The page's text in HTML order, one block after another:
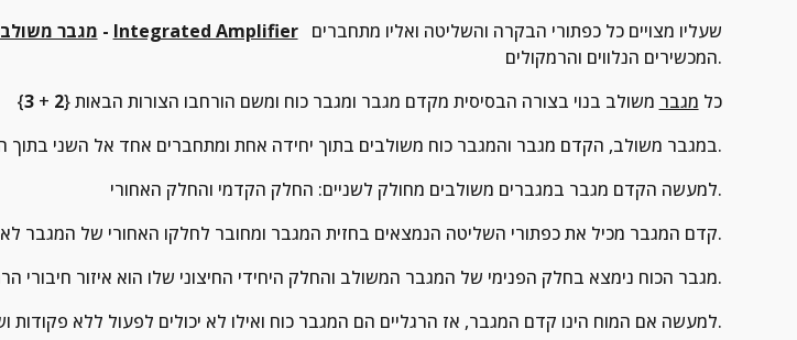
מגבר משולב אינטגריטד ובאנגלית - Integrated Amplifier
המכשירים הנלווים והרמקולים.
כל מגבר משולב בנוי בצורה הבסיסית מקדם מגבר ומגבר כוח ומשם הורחבו הצורות הבאות {2
+
3
}
במגבר משולב, הקדם מגבר והמגבר כוח משולבים בתוך יחידה אחת ומתחברים אחד אל השני בתוך המכשיר אבל מופרדים אחד מהשני.
למעשה הקדם מגבר במגברים משולבים מחולק לשניים: החלק הקדמי והחלק האחורי.
קדם המגבר מכיל את כפתורי השליטה הנמצאים בחזית המגבר ומחובר לחלקו האחורי של המגבר לאזור כניסת המכשירים החיצוניים.
מגבר הכוח נימצא בחלק הפנימי של המגבר המשולב והחלק היחידי החיצוני שלו הוא איזור חיבורי הרמקולים.
למעשה אם המוח הינו קדם המגבר, אז הרגליים הם המגבר כוח ואילו לא יכולים לפעול ללא פקודות ושליטה מהמוח.